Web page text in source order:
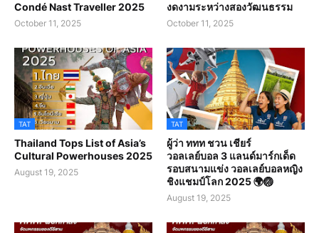
Condé Nast Traveller 2025
October 11, 2025
งดงามระหว่างสองวัฒนธรรม
October 11, 2025
TAT
Thailand Tops List of Asia’s
Cultural Powerhouses 2025
August 19, 2025
TAT
ผู้ว่า ททท ชวน เชียร์
วอลเลย์บอล 3 แลนด์มาร์กเด็ด
รอบสนามแข่ง วอลเลย์บอลหญิง
ชิงแชมป์โลก 2025 🌍🏐
August 19, 2025